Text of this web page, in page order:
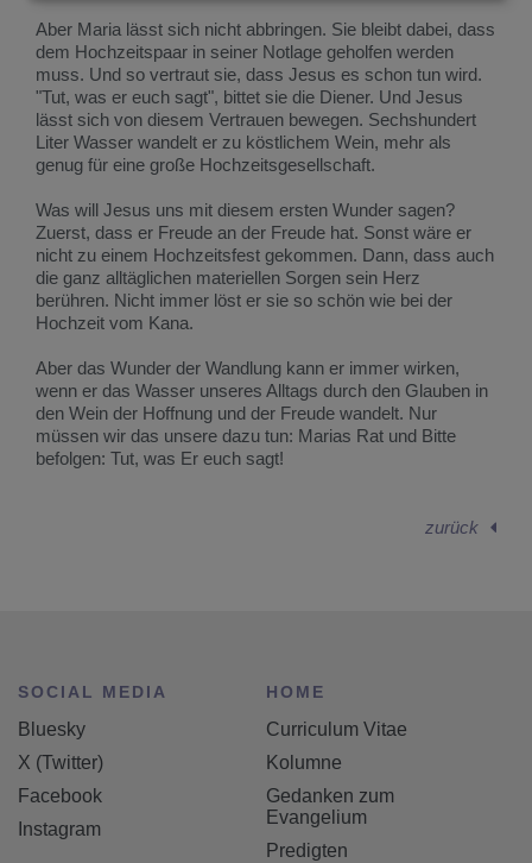
Aber Maria lässt sich nicht abbringen. Sie bleibt dabei, dass
dem Hochzeitspaar in seiner Notlage geholfen werden
muss. Und so vertraut sie, dass Jesus es schon tun wird.
"Tut, was er euch sagt", bittet sie die Diener. Und Jesus
lässt sich von diesem Vertrauen bewegen. Sechshundert
Liter Wasser wandelt er zu köstlichem Wein, mehr als
genug für eine große Hochzeitsgesellschaft.
Was will Jesus uns mit diesem ersten Wunder sagen?
Zuerst, dass er Freude an der Freude hat. Sonst wäre er
nicht zu einem Hochzeitsfest gekommen. Dann, dass auch
die ganz alltäglichen materiellen Sorgen sein Herz
berühren. Nicht immer löst er sie so schön wie bei der
Hochzeit vom Kana.
Aber das Wunder der Wandlung kann er immer wirken,
wenn er das Wasser unseres Alltags durch den Glauben in
den Wein der Hoffnung und der Freude wandelt. Nur
müssen wir das unsere dazu tun: Marias Rat und Bitte
befolgen: Tut, was Er euch sagt!
zurück
SOCIAL MEDIA
Bluesky
X (Twitter)
Facebook
Instagram
HOME
Curriculum Vitae
Kolumne
Gedanken zum
Evangelium
Predigten